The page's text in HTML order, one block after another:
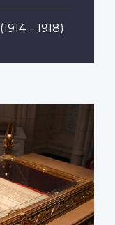
(1914 – 1918)